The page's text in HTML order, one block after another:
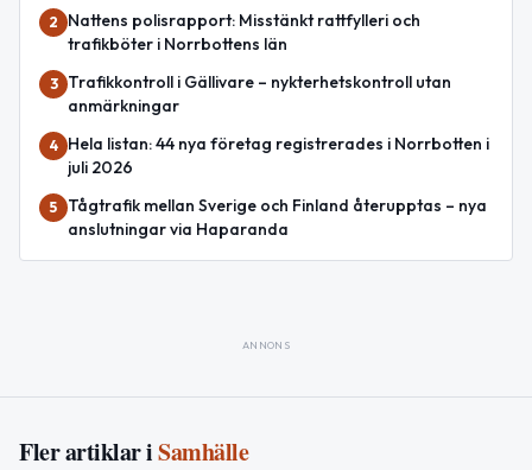
2
Nattens polisrapport: Misstänkt rattfylleri och
trafikböter i Norrbottens län
3
Trafikkontroll i Gällivare – nykterhetskontroll utan
anmärkningar
4
Hela listan: 44 nya företag registrerades i Norrbotten i
juli 2026
5
Tågtrafik mellan Sverige och Finland återupptas – nya
anslutningar via Haparanda
ANNONS
Fler artiklar iSamhälle